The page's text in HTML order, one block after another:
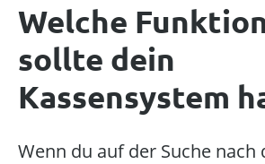
Welche
sollte dein
Kassensystem
Wenn du auf der Suche nach